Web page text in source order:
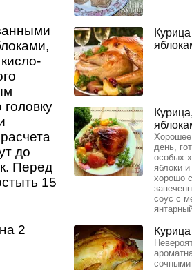
до
Перед
15
2
день,
особых
яблоки
хорошо
соус с
сочными